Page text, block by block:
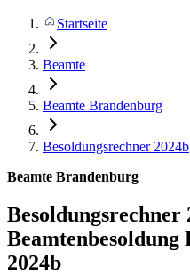
Startseite
Beamte
Beamte Brandenburg
Besoldungsrechner 2024b
Beamte Brandenburg
Besoldungsrechner
2024b